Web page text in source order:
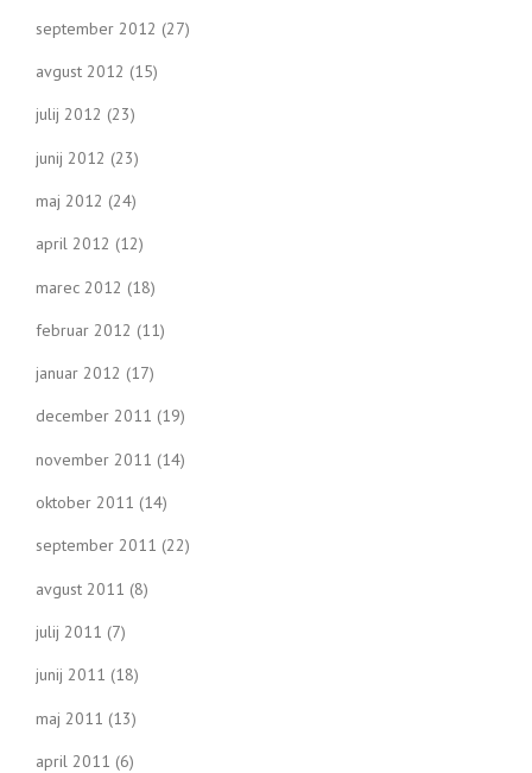
september 2012 (27)
avgust 2012 (15)
julij 2012 (23)
junij 2012 (23)
maj 2012 (24)
april 2012 (12)
marec 2012 (18)
februar 2012 (11)
januar 2012 (17)
december 2011 (19)
november 2011 (14)
oktober 2011 (14)
september 2011 (22)
avgust 2011 (8)
julij 2011 (7)
junij 2011 (18)
maj 2011 (13)
april 2011 (6)